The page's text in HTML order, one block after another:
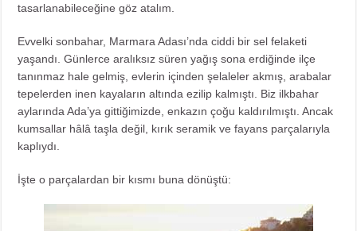
tasarlanabileceğine göz atalım.
Evvelki sonbahar, Marmara Adası’nda ciddi bir sel felaketi
yaşandı. Günlerce aralıksız süren yağış sona erdiğinde ilçe
tanınmaz hale gelmiş, evlerin içinden şelaleler akmış, arabalar
tepelerden inen kayaların altında ezilip kalmıştı. Biz ilkbahar
aylarında Ada’ya gittiğimizde, enkazın çoğu kaldırılmıştı. Ancak
kumsallar hâlâ taşla değil, kırık seramik ve fayans parçalarıyla
kaplıydı.
İşte o parçalardan bir kısmı buna dönüştü: